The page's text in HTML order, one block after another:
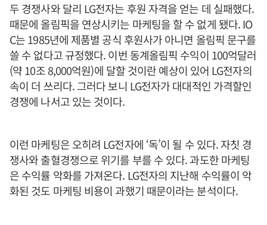
두 경쟁사와 달리 LG전자는 후원 자격을 얻는 데 실패했다.
때문에 올림픽을 연상시키는 마케팅을 할 수 없게 됐다. IO
C는 1985년에 제품별 공식 후원사가 아니면 올림픽 문구를
쓸 수 없다고 규정했다. 이번 동계올림픽 수익이 100억달러
(약 10조 8,000억원)에 달할 것이란 예상이 있어 LG전자의
속이 더 쓰리다. 그러다 보니 LG전자가 대대적인 가격할인
경쟁에 나서고 있는 것이다.
이런 마케팅은 오히려 LG전자에 ‘독’이 될 수 있다. 자칫 경
쟁사와 출혈경쟁으로 위기를 부를 수 있다. 과도한 마케팅
은 수익률 악화를 가져온다. LG전자의 지난해 수익률이 악
화된 것도 마케팅 비용이 과했기 때문이라는 분석이다.